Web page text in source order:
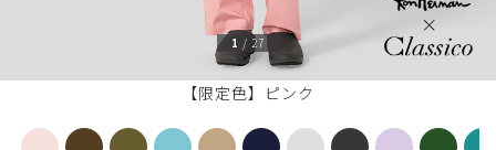
【限定色】ピンク
1 / 27